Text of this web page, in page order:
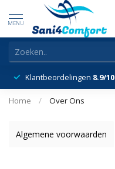
MENU
Klantbeordelingen 8.9/10
Home / Over Ons
Algemene voorwaarden